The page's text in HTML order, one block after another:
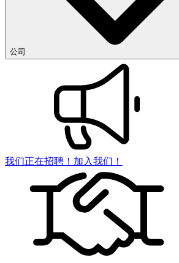
公司
我们正在招聘！加入我们！